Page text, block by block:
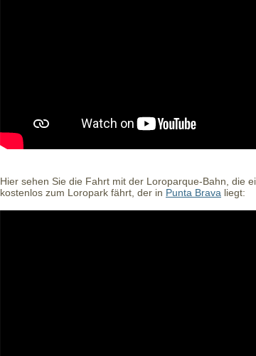
Hier sehen Sie die Fahrt mit der Loroparque-Bahn, die
kostenlos zum Loropark fährt, der in Punta Brava liegt: